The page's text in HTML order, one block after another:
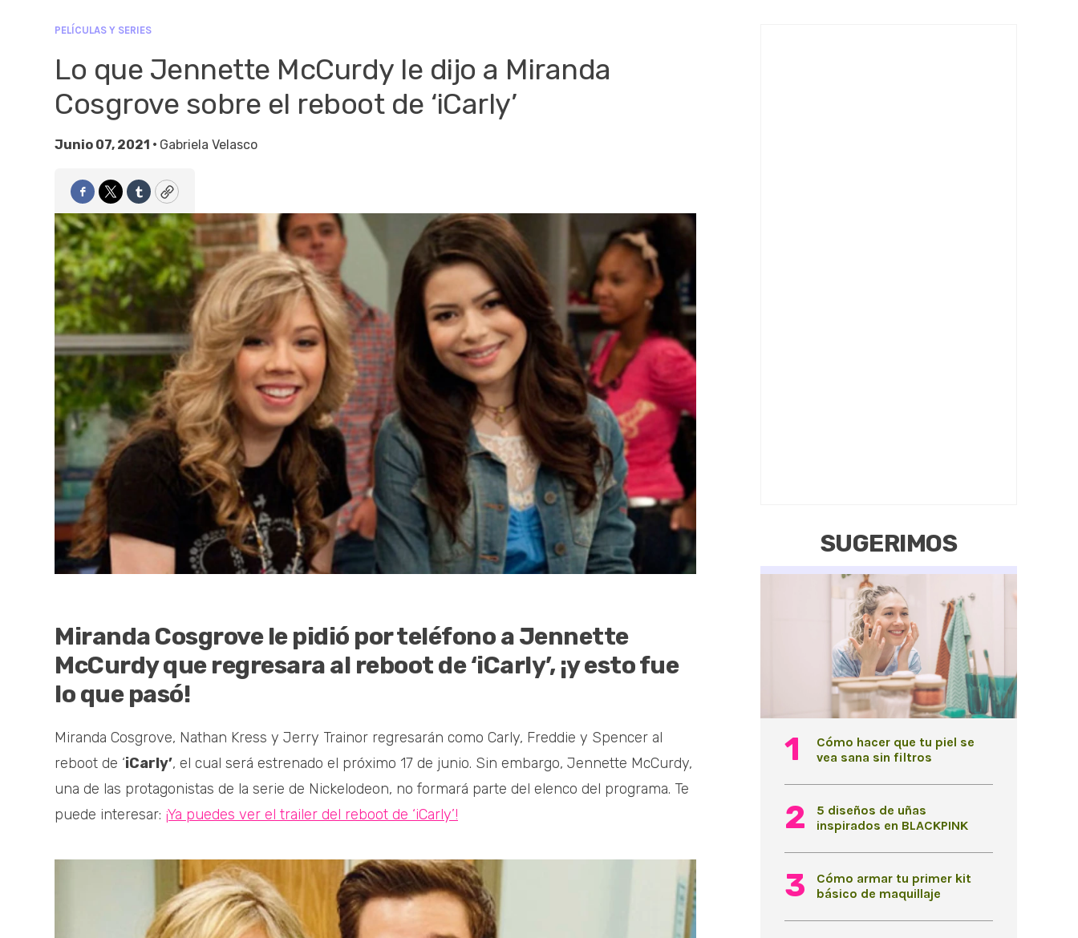
PELÍCULAS Y SERIES
Lo que Jennette McCurdy le dijo a Miranda
Cosgrove sobre el reboot de ‘iCarly’
Junio 07, 2021 • Gabriela Velasco
Facebook
TwitterTumblrCopy
Miranda Cosgrove le pidió por teléfono a Jennette
McCurdy que regresara al reboot de ‘iCarly’, ¡y esto fue
lo que pasó!
Miranda Cosgrove, Nathan Kress y Jerry Trainor regresarán como Carly, Freddie y Spencer al
reboot de ‘iCarly’, el cual será estrenado el próximo 17 de junio. Sin embargo, Jennette McCurdy,
una de las protagonistas de la serie de Nickelodeon, no formará parte del elenco del programa. Te
puede interesar: ¡Ya puedes ver el trailer del reboot de ‘iCarly’!
SUGERIMOS
Cómo hacer que tu piel se
vea sana sin filtros
5 diseños de uñas
inspirados en BLACKPINK
Cómo armar tu primer kit
básico de maquillaje